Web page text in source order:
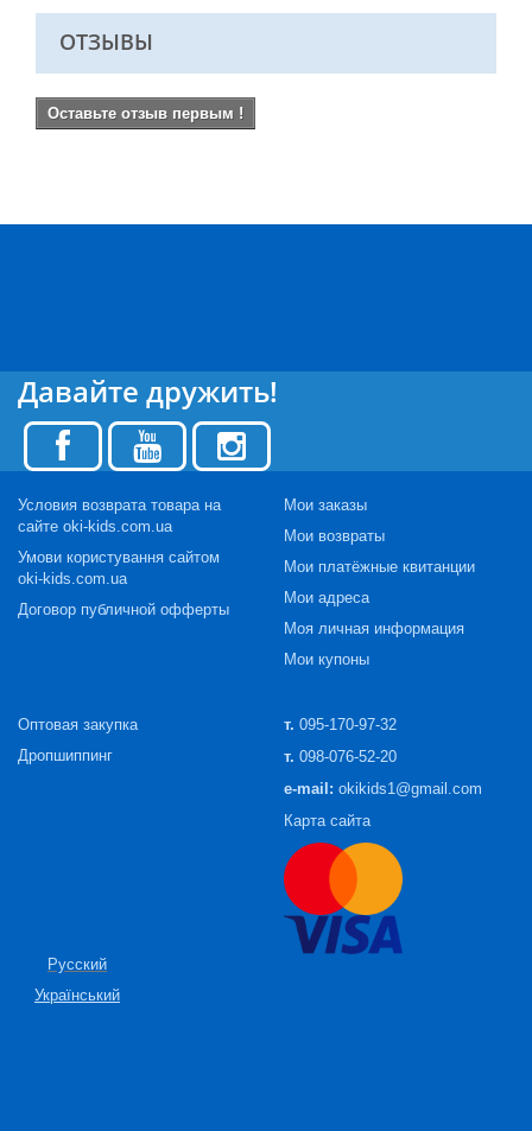
ОТЗЫВЫ
Оставьте отзыв первым !
Давайте дружить!
Условия возврата товара на
сайте oki-kids.com.ua
Умови користування сайтом
oki-kids.com.ua
Договор публичной офферты
Мои заказы
Мои возвраты
Мои платёжные квитанции
Мои адреса
Моя личная информация
Мои купоны
Оптовая закупка
Дропшиппинг
т. 095-170-97-32
т. 098-076-52-20
e-mail: okikids1@gmail.com
Карта сайта
Русский
Український